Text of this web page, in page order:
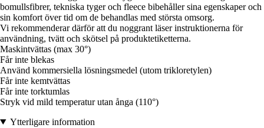
bomullsfibrer, tekniska tyger och fleece bibehåller sina egenskaper och
sin komfort över tid om de behandlas med största omsorg.
Vi rekommenderar därför att du noggrant läser instruktionerna för
användning, tvätt och skötsel på produktetiketterna.
Maskintvättas (max 30°)
Får inte blekas
Använd kommersiella lösningsmedel (utom trikloretylen)
Får inte kemtvättas
Får inte torktumlas
Stryk vid mild temperatur utan ånga (110°)
Ytterligare information